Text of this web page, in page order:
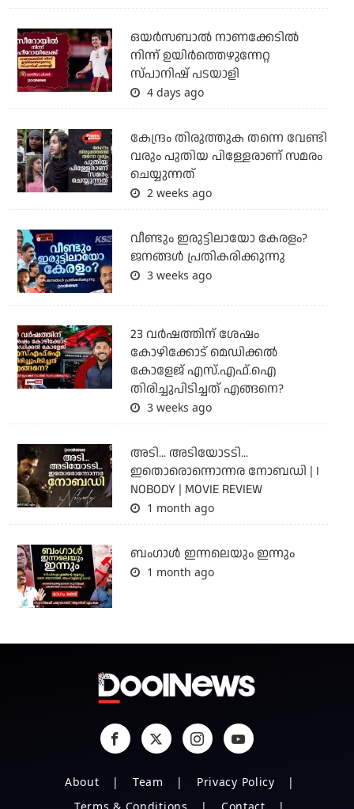
ഒയര്‍സബാൽ നാണക്കേടിൽ
നിന്ന് ഉയിർത്തെഴുന്നേറ്റ
സ്പാനിഷ് പടയാളി
4 days ago
കേന്ദ്രം തിരുത്തുക തന്നെ വേണ്ടി
വരും പുതിയ പിള്ളേരാണ് സമരം
ചെയ്യുന്നത്
2 weeks ago
വീണ്ടും ഇരുട്ടിലായോ കേരളം?
ജനങ്ങൾ പ്രതികരിക്കുന്നു
3 weeks ago
23 വർഷത്തിന് ശേഷം
കോഴിക്കോട് മെഡിക്കൽ
കോളേജ് എസ്.എഫ്.ഐ
തിരിച്ചുപിടിച്ചത് എങ്ങനെ?
3 weeks ago
അടി... അടിയോടടി...
ഇതൊരൊന്നൊന്നര നോബഡി | I
NOBODY | MOVIE REVIEW
1 month ago
ബംഗാള്‍ ഇന്നലെയും ഇന്നും
1 month ago
About Team
Privacy Policy